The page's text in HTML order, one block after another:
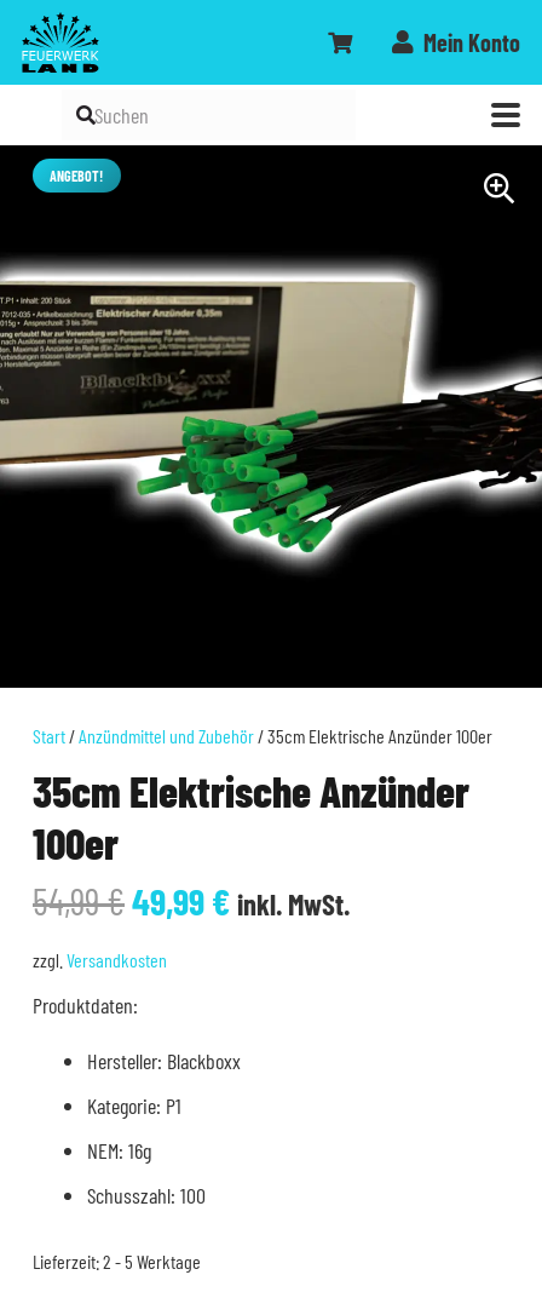
Mein Konto
ANGEBOT!
Start/Anzündmittel und Zubehör/ 35cm Elektrische Anzünder 100er
35cm Elektrische Anzünder
100er
54,99€Ursprünglicher
Preis
war:
54,99 €
49,99€Aktueller
inkl. MwSt.
zzgl. Versandkosten
Produktdaten:
Hersteller: Blackboxx
Kategorie: P1
NEM: 16g
Schusszahl: 100
Lieferzeit:2 - 5 Werktage